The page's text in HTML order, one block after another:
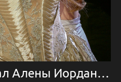
Исторический Бал Алены Иордан 2025